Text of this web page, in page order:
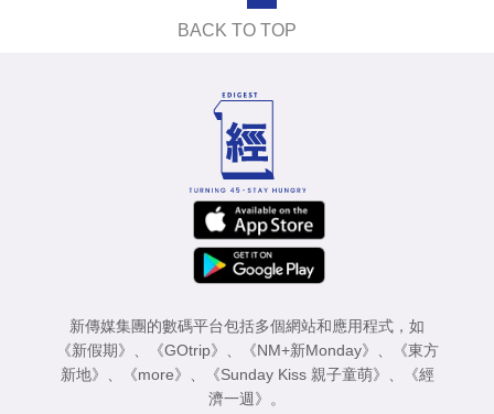
BACK TO TOP
新傳媒集團的數碼平台包括多個網站和應用程式，如
《新假期》 、 《GOtrip》 、 《NM+新Monday》 、
《東方
新地》 、 《more》 、 《Sunday Kiss 親子童萌》 、
《經
濟一週》 。